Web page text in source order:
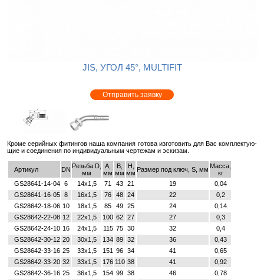
JIS, УГОЛ 45°, MULTIFIT
Отправить заявку
Кроме се­рий­ных фи­тин­гов наша ком­па­ния го­то­ва из­го­то­вить для Вас ком­плек­ту­ю­
щие и со­еди­не­ния по ин­ди­ви­ду­аль­ным чер­те­жам и эс­ки­зам.
Артикул DN Резьба D,
мм
A,
мм
B,
мм
H,
мм Размер под ключ, S, мм Масса,
кг
GS28641-14-04 6 14х1,5 71 43 21 19
0,04
GS28641-16-05 8 16х1,5 76 48 24 22
0,2
GS28642-18-06 10 18х1,5 85 49 25 24
0,14
GS28642-22-08 12 22х1,5 100 62 27 27
0,3
GS28642-24-10 16 24х1,5 115 75 30 32
0,4
GS28642-30-12 20 30x1,5 134 89 32 36
0,43
GS28642-33-16 25 33x1,5 151 96 34 41
0,65
GS28642-33-20 32 33x1,5 176 110 38 41
0,92
GS28642-36-16 25 36x1,5 154 99 38 46 0,78